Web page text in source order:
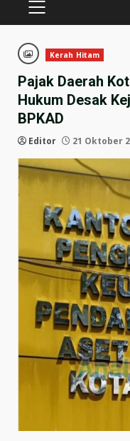
PRIMARY
Kerah Hitam
Pajak Daerah
Hukum Desak
BPKAD
Editor 21 Oktober